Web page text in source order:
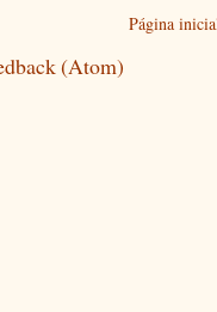
Página
(Atom)